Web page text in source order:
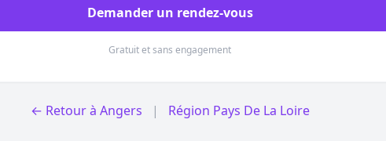
Demander un rendez-vous
Gratuit et sans engagement
← Retour à Angers | Région Pays De La Loire